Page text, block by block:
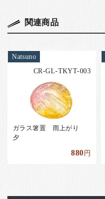
関連商品
Natsuno
CR-GL-TKYT-003
ガラス箸置 雨上がり
夕
880円